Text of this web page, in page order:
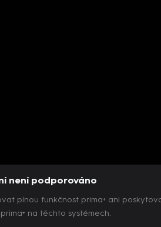
není podporováno
plnou funkčnost prima+ ani
na těchto systémech.